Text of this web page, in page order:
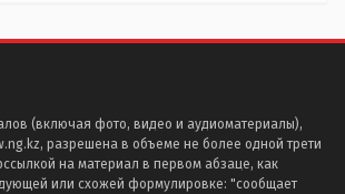
(включая фото, видео и аудиоматериалы),
разрешена в объеме не более одной трети
на материал в первом абзаце, как
или схожей формулировке: "сообщает